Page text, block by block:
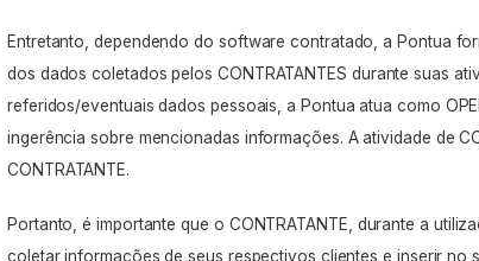
Entretanto, dependendo do software contratado, a Pontua
dos dados coletados pelos CONTRATANTES durante suas
referidos/eventuais dados pessoais, a Pontua atua como
ingerência sobre mencionadas informações. A atividade de
CONTRATANTE.
Portanto, é importante que o CONTRATANTE, durante a
coletar informações de seus respectivos clientes e inserir no